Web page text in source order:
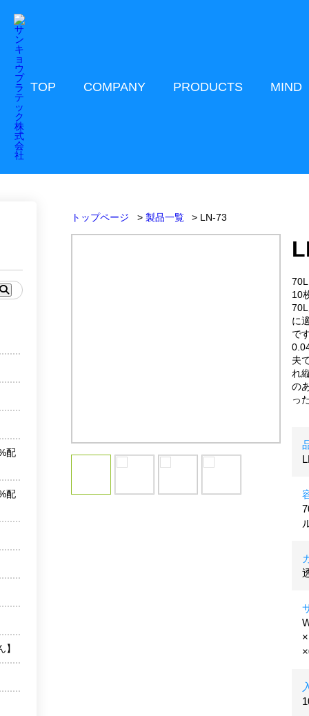
TOP COMPANY PRODUCTS MIND
トップページ 製品一覧 LN-73
10
に
で
夫
れ
の
っ
配
配